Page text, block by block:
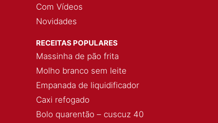
Com Vídeos
Novidades
RECEITAS POPULARES
Massinha de pão frita
Molho branco sem leite
Empanada de liquidificador
Caxi refogado
Bolo quarentão – cuscuz 40